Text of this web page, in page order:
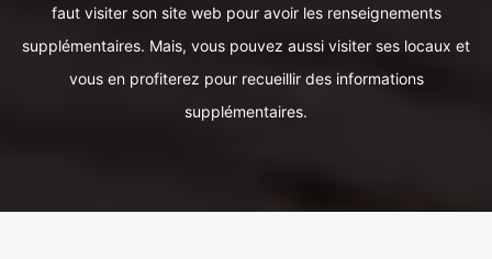
faut visiter son site web pour avoir les renseignements
supplémentaires. Mais, vous pouvez aussi visiter ses locaux et
vous en profiterez pour recueillir des informations
supplémentaires.